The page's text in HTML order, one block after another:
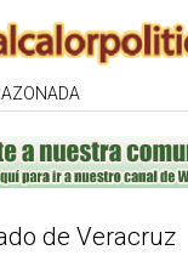
de Veracruz